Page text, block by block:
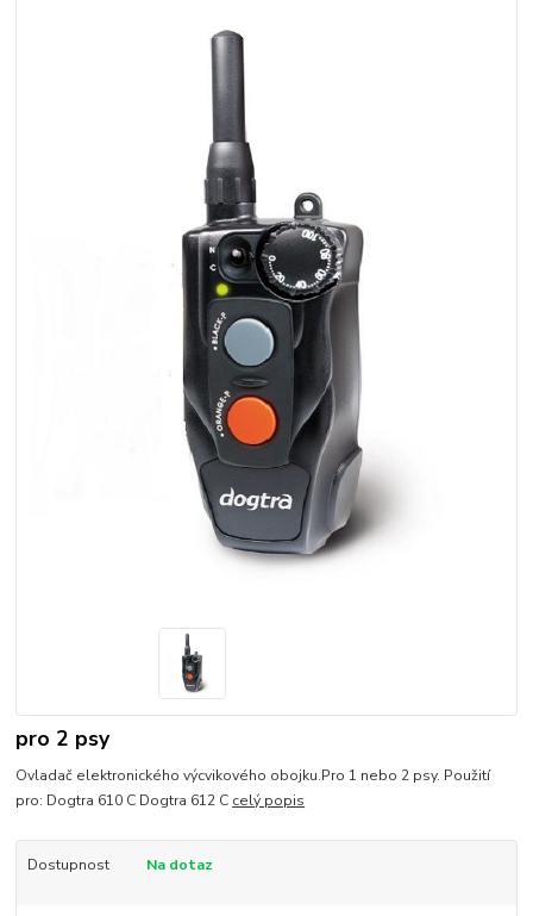
pro 2 psy
Ovladač elektronického výcvikového obojku.Pro 1 nebo 2 psy. Použití
pro: Dogtra 610 C Dogtra 612 C celý popis
Dostupnost Na dotaz